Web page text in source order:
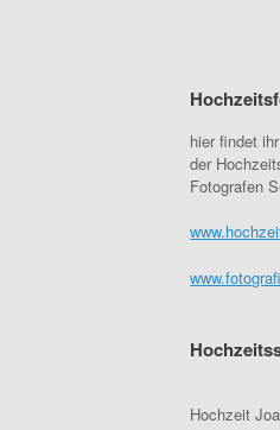
hier findet
der
Fotografen
Hochzeit